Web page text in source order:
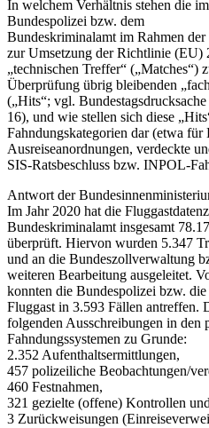
In welchem Verhältnis stehen die
Bundespolizei bzw. dem
Bundeskriminalamt im Rahmen
zur Umsetzung der Richtlinie (EU)
„technischen Treffer“ („Matches“)
Überprüfung übrig bleibenden
(„Hits“; vgl.
16), und wie stellen sich diese
Fahndungskategorien dar (etwa für
Ausreiseanordnungen, verdeckte
SIS-Ratsbeschluss bzw. INPOL-
Antwort der
Im Jahr 2020 hat die
Bundeskriminalamt insgesamt
überprüft. Hiervon wurden 5.347
und an die Bundeszollverwaltung
weiteren Bearbeitung ausgeleitet.
konnten die Bundespolizei bzw.
Fluggast in 3.593 Fällen antreffen.
folgenden Ausschreibungen in den
Fahndungssystemen zu Grunde:
2.352 Aufenthaltsermittlungen,
457 polizeiliche Beobachtungen/
460 Festnahmen,
321 gezielte (offene) Kontrollen und
3 Zurückweisungen